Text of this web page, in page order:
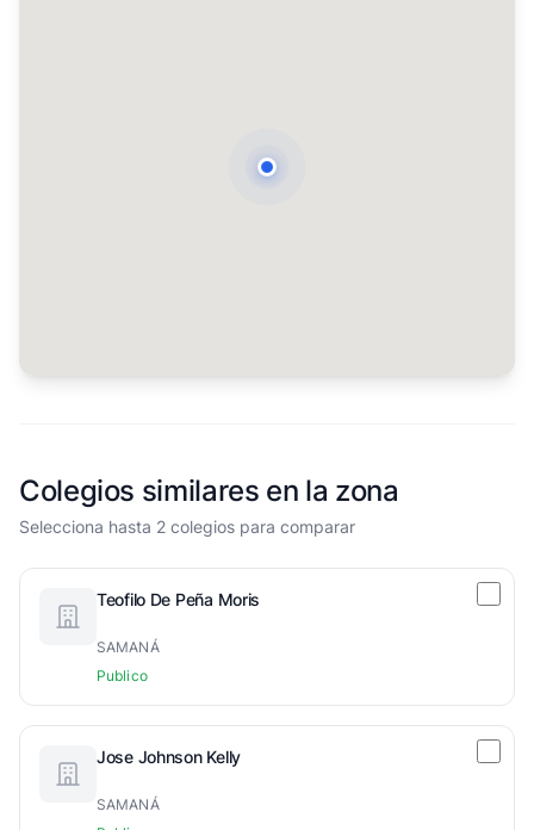
Colegios similares en la zona
Selecciona hasta 2 colegios para comparar
Teofilo De Peña Moris
SAMANÁ
Publico
Jose Johnson Kelly
SAMANÁ